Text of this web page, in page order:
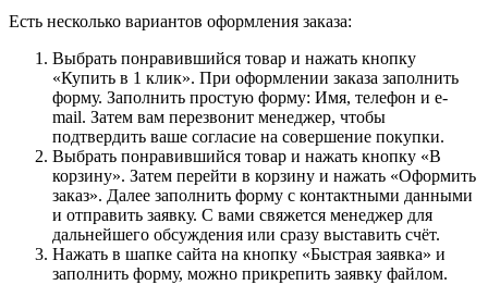
Есть несколько вариантов оформления заказа:
Выбрать понравившийся товар и нажать кнопку
«Купить в 1 клик». При оформлении заказа заполнить
форму. Заполнить простую форму: Имя, телефон и e-
mail. Затем вам перезвонит менеджер, чтобы
подтвердить ваше согласие на совершение покупки.
Выбрать понравившийся товар и нажать кнопку «В
корзину». Затем перейти в корзину и нажать «Оформить
заказ». Далее заполнить форму с контактными данными
и отправить заявку. С вами свяжется менеджер для
дальнейшего обсуждения или сразу выставить счёт.
Нажать в шапке сайта на кнопку «Быстрая заявка» и
заполнить форму, можно прикрепить заявку файлом.